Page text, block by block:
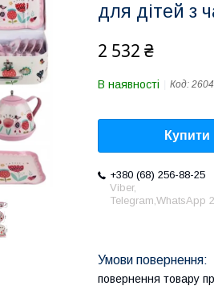
для дітей з
2 532 ₴
В наявності Код:
Купити
+380 (68) 256-88-25
Viber,
Telegram,WhatsApp
повернення товару